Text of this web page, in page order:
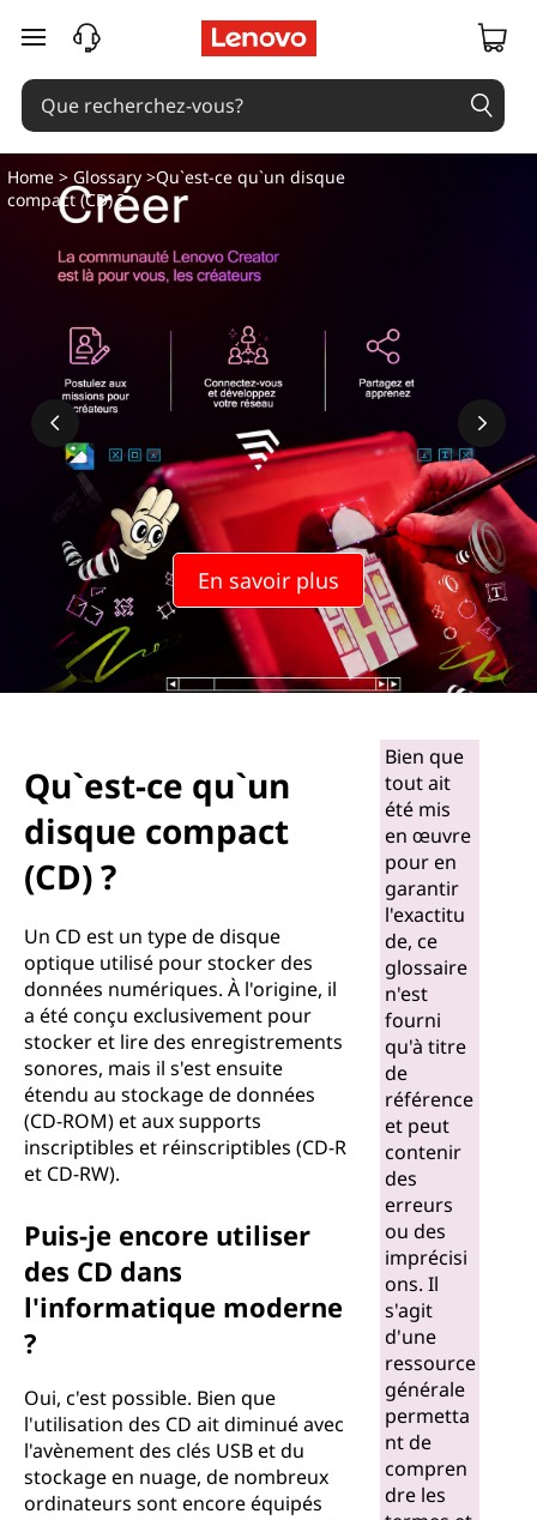
C
D
L
c
m
passer au contenu principal
En savoir plus
Home >Glossary >Qu`est-ce qu`un disque
compact (CD) ?
Qu`est-ce qu`un
disque compact
(CD) ?
Un CD est un type de disque
optique utilisé pour stocker des
données numériques. À l'origine, il
a été conçu exclusivement pour
stocker et lire des enregistrements
sonores, mais il s'est ensuite
étendu au stockage de données
(CD-ROM) et aux supports
inscriptibles et réinscriptibles (CD-R
et CD-RW).
Puis-je encore utiliser
des CD dans
l'informatique moderne
?
Oui, c'est possible. Bien que
l'utilisation des CD ait diminué avec
l'avènement des clés USB et du
stockage en nuage, de nombreux
ordinateurs sont encore équipés
Bien que
tout ait
été mis
en œuvre
pour en
garantir
l'exactitu
de, ce
glossaire
n'est
fourni
qu'à titre
de
référence
et peut
contenir
des
erreurs
ou des
imprécisi
ons. Il
s'agit
d'une
ressource
générale
permetta
nt de
compren
dre les